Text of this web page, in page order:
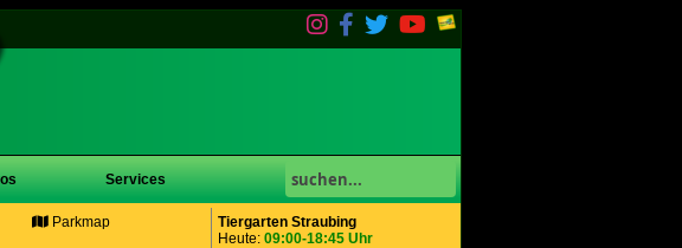
Services
Tiergarten Straubing
Heute: 09:00-18:45 Uhr
Parkmap